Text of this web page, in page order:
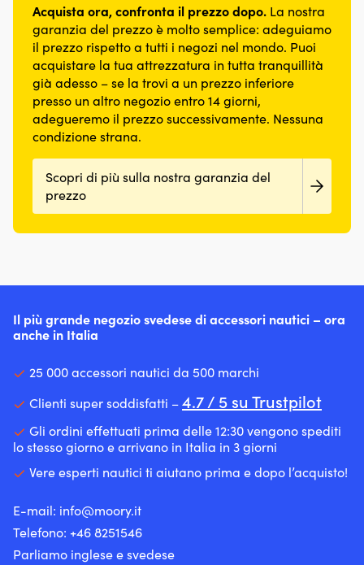
Acquista ora, confronta il prezzo dopo. La nostra
garanzia del prezzo è molto semplice: adeguiamo
il prezzo rispetto a tutti i negozi nel mondo. Puoi
acquistare la tua attrezzatura in tutta tranquillità
già adesso – se la trovi a un prezzo inferiore
presso un altro negozio entro 14 giorni,
adegueremo il prezzo successivamente. Nessuna
condizione strana.
Scopri di più sulla nostra garanzia del
prezzo
Il più grande negozio svedese di accessori nautici – ora
anche in Italia
25 000 accessori nautici da 500 marchi
Clienti super soddisfatti –4.7 / 5 su Trustpilot
Gli ordini effettuati prima delle 12:30 vengono spediti
lo stesso giorno e arrivano in Italia in 3 giorni
Vere esperti nautici ti aiutano prima e dopo l’acquisto!
E-mail: info@moory.it
Telefono: +46 8251546
Parliamo inglese e svedese